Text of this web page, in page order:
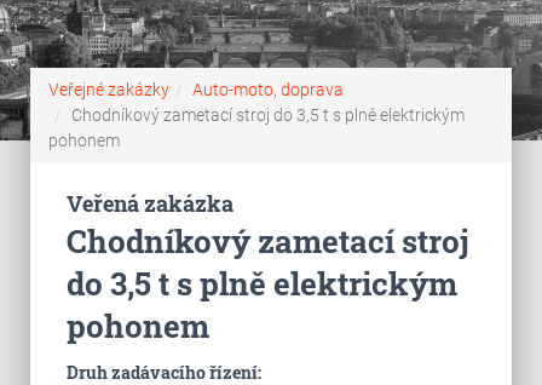
Veřejné zakázky
Auto-moto, doprava
Chodníkový zametací stroj do 3,5 t s plně elektrickým
pohonem
Veřená zakázka
Chodníkový zametací stroj
do 3,5 t s plně elektrickým
pohonem
Druh zadávacího řízení: